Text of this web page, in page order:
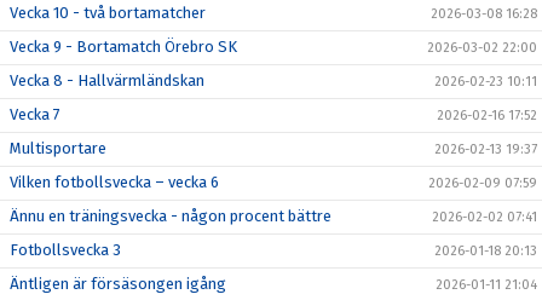
Vecka 10 - två bortamatcher 2026-03-08 16:28
Vecka 9 - Bortamatch Örebro SK 2026-03-02 22:00
Vecka 8 - Hallvärmländskan 2026-02-23 10:11
Vecka 7 2026-02-16 17:52
Multisportare 2026-02-13 19:37
Vilken fotbollsvecka – vecka 6 2026-02-09 07:59
Ännu en träningsvecka - någon procent bättre 2026-02-02 07:41
Fotbollsvecka 3 2026-01-18 20:13
Äntligen är försäsongen igång 2026-01-11 21:04